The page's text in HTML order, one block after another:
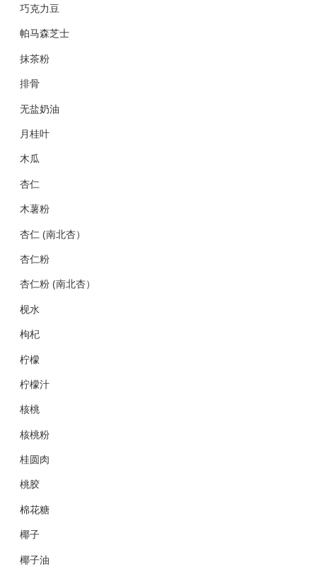
巧克力豆
帕马森芝士
抹茶粉
排骨
无盐奶油
月桂叶
木瓜
杏仁
木薯粉
杏仁 (南北杏）
杏仁粉
杏仁粉 (南北杏）
枧水
枸杞
柠檬
柠檬汁
核桃
核桃粉
桂圆肉
桃胶
棉花糖
椰子
椰子油